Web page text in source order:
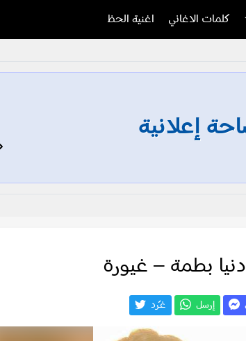
كلمات الاغاني اغنية الحظ
إعلانية
بطمة – غيورة
إرسل غـّرد